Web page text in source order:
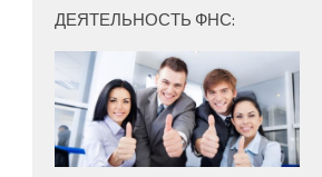
ДЕЯТЕЛЬНОСТЬ ФНС: